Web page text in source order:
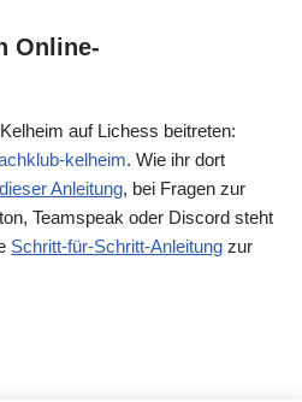
Online-
auf Lichess beitreten:
kelheim. Wie ihr dort
Anleitung, bei Fragen zur
Teamspeak oder Discord steht
Schritt-für-Schritt-Anleitung zur